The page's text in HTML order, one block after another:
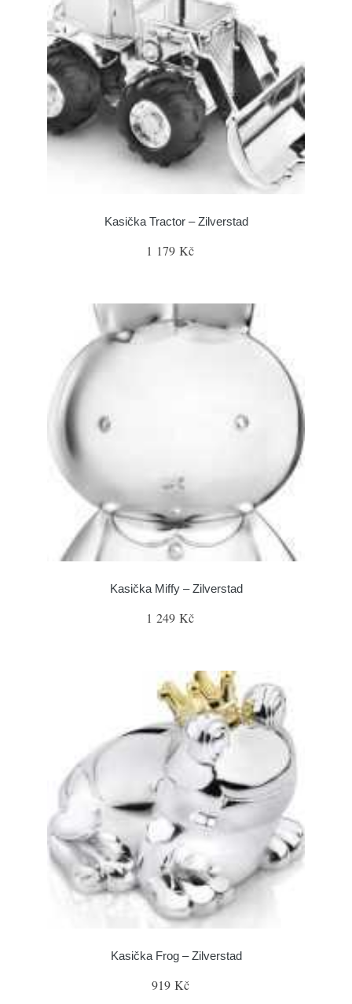
Kasička Tractor – Zilverstad
1 179 Kč
Kasička Miffy – Zilverstad
1 249 Kč
Kasička Frog – Zilverstad
919 Kč